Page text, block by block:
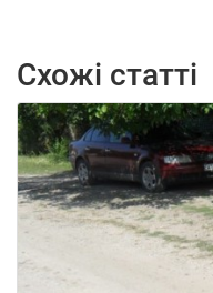
Схожі статті